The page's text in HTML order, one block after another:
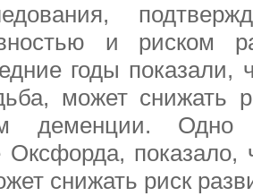
и риском
годы показали,
может снижать
деменции. Одно
Оксфорда, показало,
снижать риск